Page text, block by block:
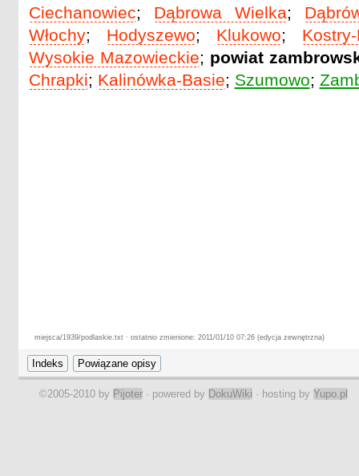
Ciechanowiec; Dąbrowa Wielka;
Włochy; Hodyszewo; Klukowo;
Wysokie Mazowieckie; powiat
Chrapki; Kalinówka-Basie; Szumowo;
miejsca/1939/podlaskie.txt · ostatnio zmienione: 2011/01/10 07:26 (edycja zewnętrzna)
©2005-2010 by Pijoter · powered by DokuWiki · hosting by Yupo.pl